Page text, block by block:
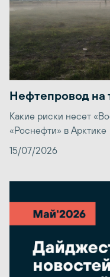
Нефтепровод на
Какие риски несет
«Роснефти» в Арктике
15/07/2026